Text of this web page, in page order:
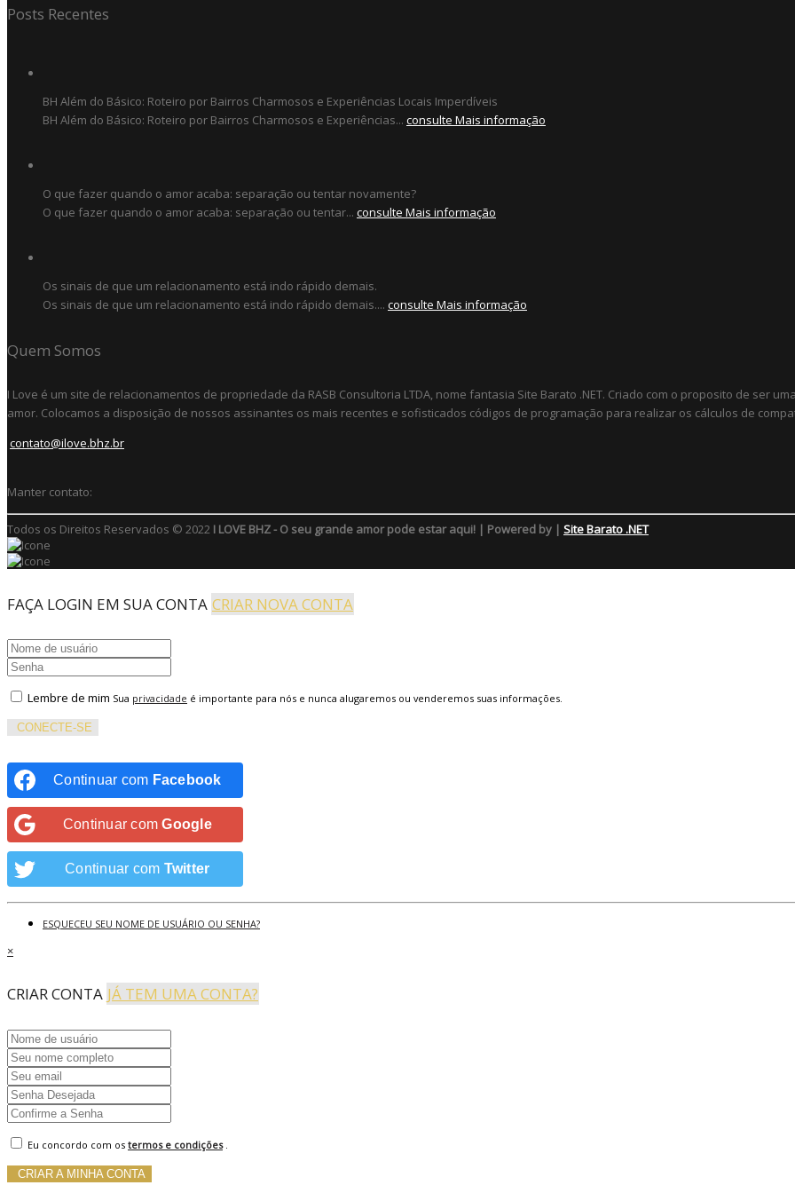
Posts Recentes
BH Além do Básico: Roteiro por Bairros Charmosos e Experiências Locais Imperdíveis
BH Além do Básico: Roteiro por Bairros Charmosos e Experiências... consulte Mais informação
O que fazer quando o amor acaba: separação ou tentar novamente?
O que fazer quando o amor acaba: separação ou tentar... consulte Mais informação
Os sinais de que um relacionamento está indo rápido demais.
Os sinais de que um relacionamento está indo rápido demais.... consulte Mais informação
Quem Somos
I Love é um site de relacionamentos de propriedade da RASB Consultoria LTDA, nome fantasia Site Barato .NET. Criado com o proposito de ser
amor. Colocamos a disposição de nossos assinantes os mais recentes e sofisticados códigos de programação para realizar os cálculos de
contato@ilove.bhz.br
Manter contato:
Todos os Direitos Reservados © 2022 I LOVE BHZ - O seu grande amor pode estar aqui! | Powered by | Site Barato .NET
FAÇA LOGIN EM SUA CONTA CRIAR NOVA CONTA
Lembre de mim Sua privacidade é importante para nós e nunca alugaremos ou venderemos suas informações.
CONECTE-SE
Continuar com Facebook
Continuar comGoogle
Continuar com Twitter
ESQUECEU SEU NOME DE USUÁRIO OU SENHA?
×
CRIAR CONTA JÁ TEM UMA CONTA?
Eu concordo com os termos e condições.
CRIAR A MINHA CONTA